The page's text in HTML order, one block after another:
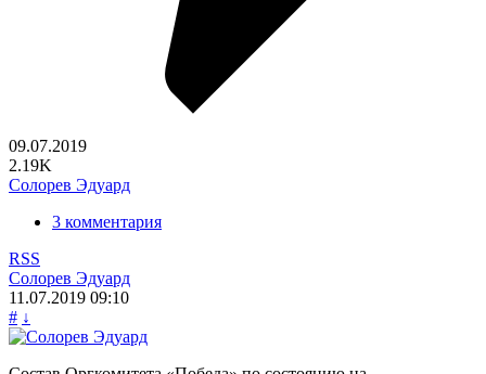
09.07.2019
2.19K
Солорев Эдуард
3 комментария
RSS
Солорев Эдуард
11.07.2019 09:10
# ↓